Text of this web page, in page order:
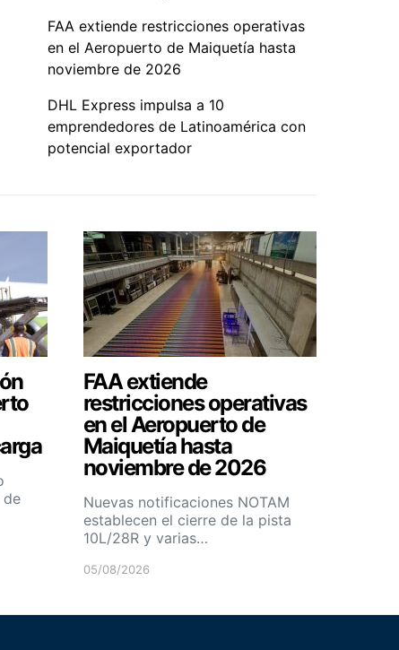
FAA extiende restricciones operativas
en el Aeropuerto de Maiquetía hasta
noviembre de 2026
DHL Express impulsa a 10
emprendedores de Latinoamérica con
potencial exportador
de
FAA extiende
restricciones operativas
en el Aeropuerto de
Maiquetía hasta
noviembre de 2026
Nuevas notificaciones NOTAM
establecen el cierre de la pista
10L/28R y varias…
05/08/2026